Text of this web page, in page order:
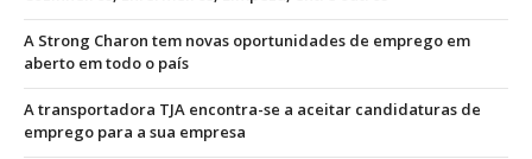
A Strong Charon tem novas oportunidades de emprego em
aberto em todo o país
A transportadora TJA encontra-se a aceitar candidaturas de
emprego para a sua empresa